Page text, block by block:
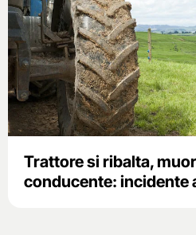
Trattore si ribalta,
conducente: incidente